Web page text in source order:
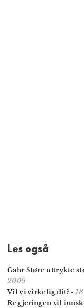
Les også
Gahr Støre uttrykte
2009
Vil vi virkelig dit? -
Regjeringen vil